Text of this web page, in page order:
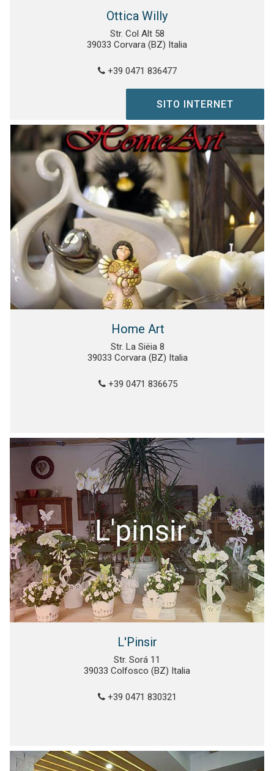
Ottica Willy
Str. Col Alt 58
39033 Corvara (BZ) Italia
+39 0471 836477
SITO INTERNET
Home Art
Str. La Siëia 8
39033 Corvara (BZ) Italia
+39 0471 836675
L'Pinsir
Str. Sorá 11
39033 Colfosco (BZ) Italia
+39 0471 830321